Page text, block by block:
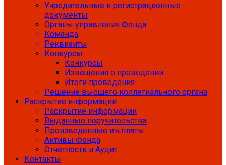
Учредительные и регистрационные
документы
Органы управления Фонда
Команда
Реквизиты
Конкурсы
Конкурсы
Извещения о проведении
Итоги проведения
Решение высшего коллегиального органа
Раскрытие информации
Раскрытие информации
Выданные поручительства
Произведенные выплаты
Активы Фонда
Отчетность и Аудит
Контакты